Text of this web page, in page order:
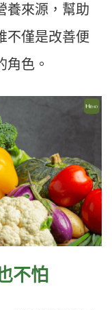
養來源，幫助
不僅是改善便
角色。
不怕